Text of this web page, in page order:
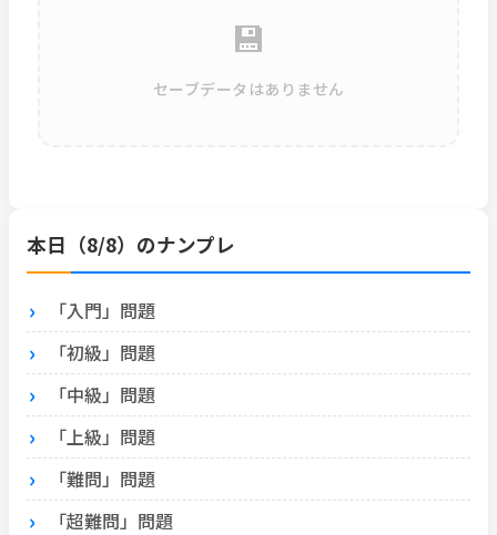
💾
セーブデータはありません
本日（8/8）のナンプレ
「入門」問題
「初級」問題
「中級」問題
「上級」問題
「難問」問題
「超難問」問題